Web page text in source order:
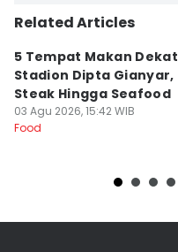
Related Articles
5 Tempat Makan Dekat
Stadion Dipta Gianyar,
Steak Hingga Seafood
03 Agu 2026, 15:42 WIB
Food